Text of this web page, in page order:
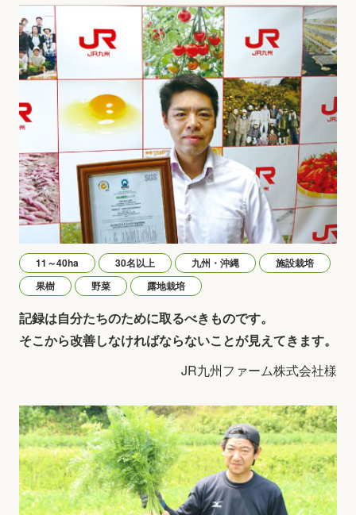
記録は自分たちのために取るべきものです。
そこから改善しなければならないことが見えてきます。
JR九州ファーム株式会社様
11～40ha 30名以上 九州・沖縄
施設栽培
果樹
野菜 露地栽培